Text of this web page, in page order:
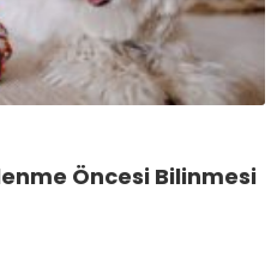
Öncesi Bilinmesi